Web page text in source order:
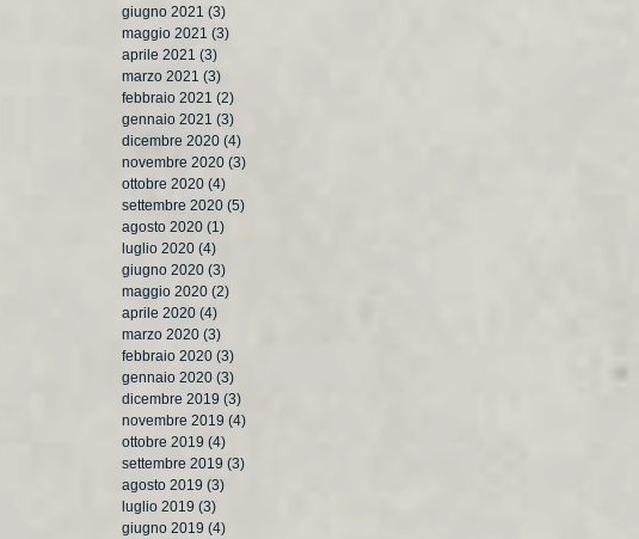
giugno 2021 (3)
maggio 2021 (3)
aprile 2021 (3)
marzo 2021 (3)
febbraio 2021 (2)
gennaio 2021 (3)
dicembre 2020 (4)
novembre 2020 (3)
ottobre 2020 (4)
settembre 2020 (5)
agosto 2020 (1)
luglio 2020 (4)
giugno 2020 (3)
maggio 2020 (2)
aprile 2020 (4)
marzo 2020 (3)
febbraio 2020 (3)
gennaio 2020 (3)
dicembre 2019 (3)
novembre 2019 (4)
ottobre 2019 (4)
settembre 2019 (3)
agosto 2019 (3)
luglio 2019 (3)
giugno 2019 (4)